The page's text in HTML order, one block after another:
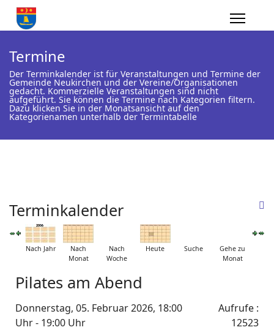
Termine
Der Terminkalender ist für Veranstaltungen und Termine der
Gemeinde Neukirchen und der Vereine/Organisationen
gedacht. Kommerzielle Veranstaltungen sind nicht
aufgeführt. Sie können die Termine nach Kategorien filtern.
Dazu klicken Sie in der Monatsansicht auf den
Kategorienamen unterhalb der Termintabelle
Terminkalender
Nach Jahr
Nach
Monat
Nach
Woche
Heute Suche
Gehe zu
Monat
Pilates am Abend
Donnerstag, 05. Februar 2026, 18:00
Uhr - 19:00 Uhr
Aufrufe :
12523